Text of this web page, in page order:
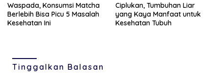
Waspada, Konsumsi Matcha
Berlebih Bisa Picu 5 Masalah
Kesehatan Ini
Ciplukan, Tumbuhan Liar
yang Kaya Manfaat untuk
Kesehatan Tubuh
Tinggalkan Balasan